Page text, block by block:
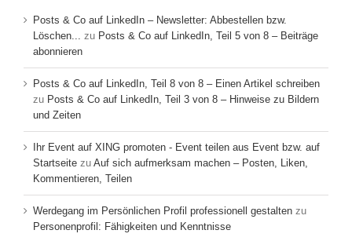
Posts & Co auf LinkedIn – Newsletter: Abbestellen bzw.
Löschen... zu Posts & Co auf LinkedIn, Teil 5 von 8 – Beiträge
abonnieren
Posts & Co auf LinkedIn, Teil 8 von 8 – Einen Artikel schreiben
zu Posts & Co auf LinkedIn, Teil 3 von 8 – Hinweise zu Bildern
und Zeiten
Ihr Event auf XING promoten - Event teilen aus Event bzw. auf
Startseite zu Auf sich aufmerksam machen – Posten, Liken,
Kommentieren, Teilen
Werdegang im Persönlichen Profil professionell gestalten zu
Personenprofil: Fähigkeiten und Kenntnisse